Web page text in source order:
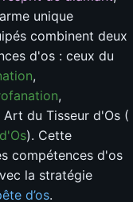
unique
combinent deux
d'os : ceux du
,
,
du Tisseur d'Os (
). Cette
compétences d'os
la stratégie
d’os.